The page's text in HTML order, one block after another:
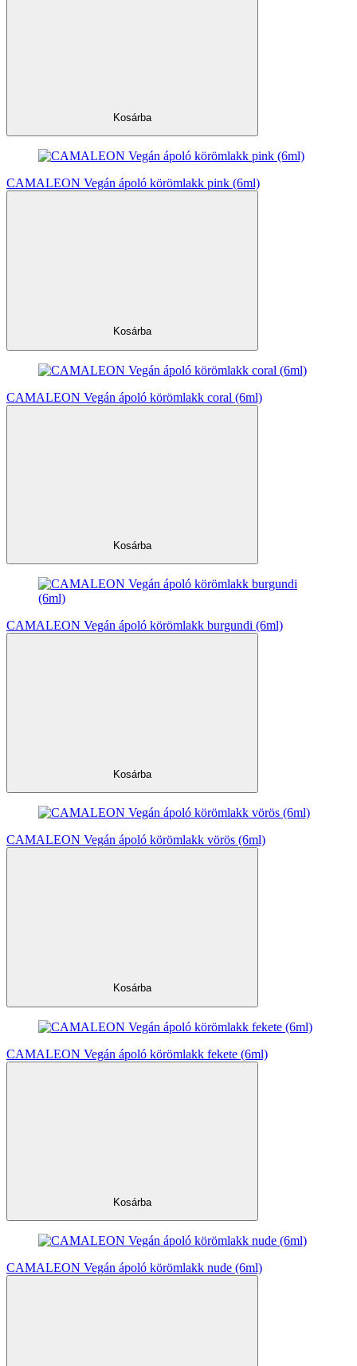
Kosárba
CAMALEON Vegán ápoló körömlakk pink (6ml)
Kosárba
CAMALEON Vegán ápoló körömlakk coral (6ml)
Kosárba
CAMALEON Vegán ápoló körömlakk burgundi (6ml)
Kosárba
CAMALEON Vegán ápoló körömlakk vörös (6ml)
Kosárba
CAMALEON Vegán ápoló körömlakk fekete (6ml)
Kosárba
CAMALEON Vegán ápoló körömlakk nude (6ml)